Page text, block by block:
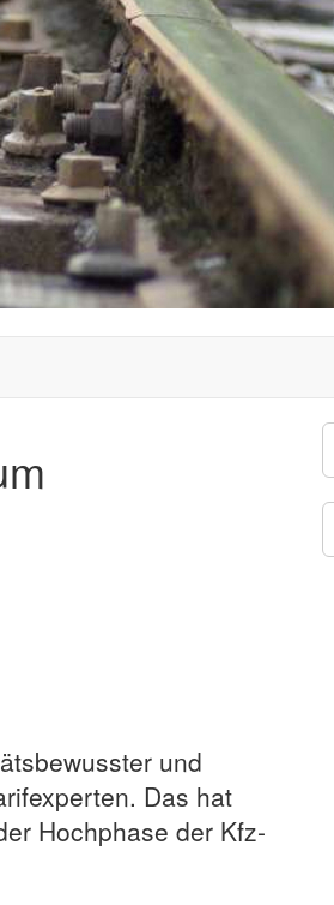
und
Das hat
Hochphase der Kfz-